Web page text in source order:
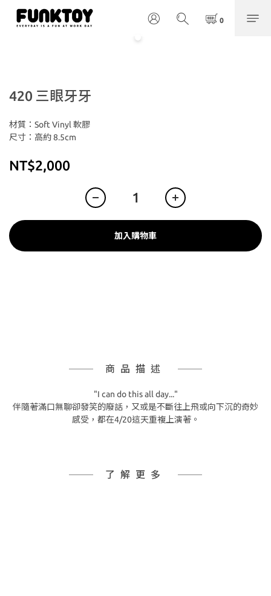
420 三眼牙牙
材質：Soft Vinyl 軟膠
尺寸：高約 8.5cm
NT$2,000
加入購物車
商品描述
"I can do this all day..."
伴隨著滿口無聊卻發笑的廢話，又或是不斷往上飛或向下沉的奇妙
感受，都在4/20這天重複上演著。
了解更多